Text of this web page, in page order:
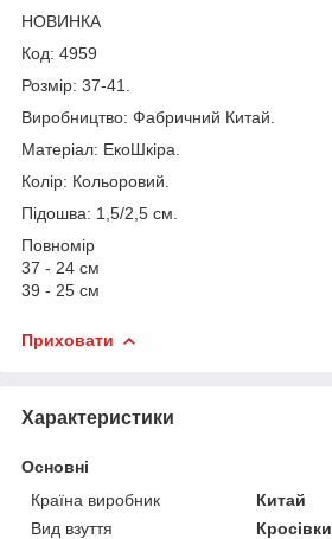
НОВИНКА
Код: 4959
Розмір: 37-41.
Виробництво: Фабричний Китай.
Матеріал: ЕкоШкіра.
Колір: Кольоровий.
Підошва: 1,5/2,5 см.
Повномір
37 - 24 см
39 - 25 см
Приховати
Характеристики
Основні
Країна виробник
Китай
Вид взуття
Кросівки